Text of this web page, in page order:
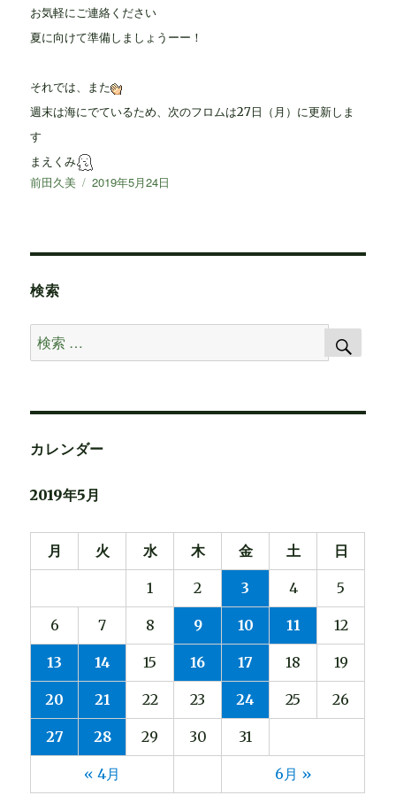
お気軽にご連絡ください
夏に向けて準備しましょうーー！
それでは、また
週末は海にでているため、次のフロムは27日（月）に更新しま
す
まえくみ
投
前田久美
投
2019年5月24日
検索
検
索
象:
検
カレンダー
2019年5月
月 火 水 木 金 土 日
« 4月 6月 »
1 2 3 4 5
6 7 8 9 10 11 12
13 14 15 16 17 18 19
20 21 22 23 24 25 26
27 28 29 30 31